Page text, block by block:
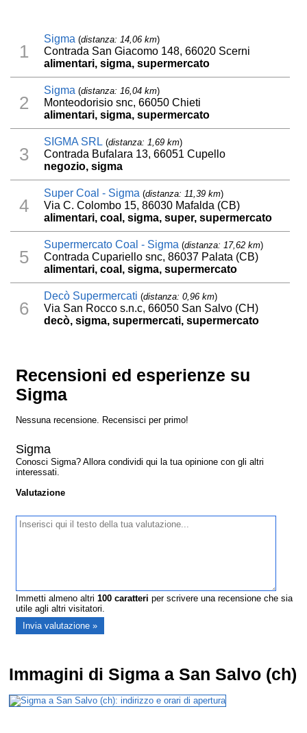
1
Sigma (distanza: 14,06 km)
Contrada San Giacomo 148, 66020 Scerni
alimentari, sigma, supermercato
2
Sigma (distanza: 16,04 km)
Monteodorisio snc, 66050 Chieti
alimentari, sigma, supermercato
3
SIGMA SRL (distanza: 1,69 km)
Contrada Bufalara 13, 66051 Cupello
negozio, sigma
4
Super Coal - Sigma (distanza: 11,39 km)
Via C. Colombo 15, 86030 Mafalda (CB)
alimentari, coal, sigma, super, supermercato
5
Supermercato Coal - Sigma (distanza: 17,62 km)
Contrada Cupariello snc, 86037 Palata (CB)
alimentari, coal, sigma, supermercato
6
Decò Supermercati (distanza: 0,96 km)
Via San Rocco s.n.c, 66050 San Salvo (CH)
decò, sigma, supermercati, supermercato
Recensioni ed esperienze su
Sigma
Nessuna recensione. Recensisci per primo!
Sigma
Conosci Sigma? Allora condividi qui la tua opinione con gli altri
interessati.
Valutazione
Immetti almeno altri100 caratteri per scrivere una recensione che sia
utile agli altri visitatori.
Immagini di Sigma a San Salvo (ch)